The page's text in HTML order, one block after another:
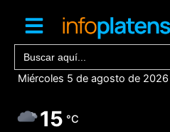
contenido
Buscar:
Miércoles 5 de agosto de 2026
15 °C